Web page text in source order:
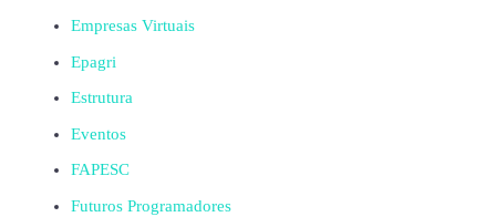
Empresas Virtuais
Epagri
Estrutura
Eventos
FAPESC
Futuros Programadores